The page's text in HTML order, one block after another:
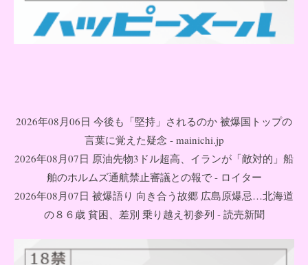
2026年08月06日 今後も「堅持」されるのか 被爆国トップの
言葉に覚えた疑念 - mainichi.jp
2026年08月07日 原油先物3ドル超高、イランが「敵対的」船
舶のホルムズ通航禁止審議との報で - ロイター
2026年08月07日 被爆語り 向き合う故郷 広島原爆忌…北海道
の８６歳 貧困、差別 乗り越え初参列 - 読売新聞